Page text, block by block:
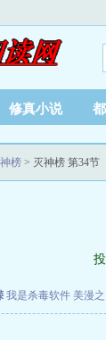
修真小说
榜 > 灭神榜 第34节
我是杀毒软件 美漫